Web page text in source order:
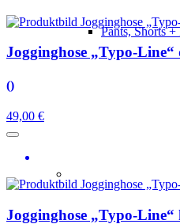
Pants, Shorts +
Jogginghose „Typo-
()
49,00 €
Jogginghose „Typo-Line“